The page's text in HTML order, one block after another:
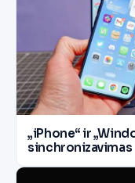
„iPhone“ ir
sinchronizavimas